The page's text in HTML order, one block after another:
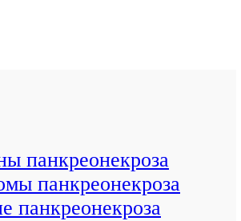
панкреонекроза
панкреонекроза
панкреонекроза